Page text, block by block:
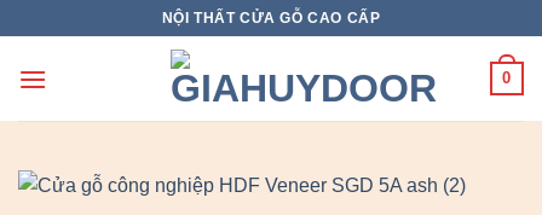
content
NỘI THẤT CỬA GỖ CAO CẤP
0